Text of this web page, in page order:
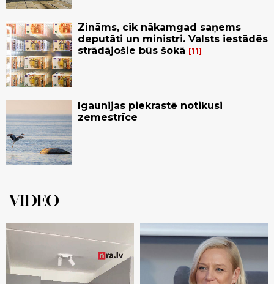
Zināms, cik nākamgad saņems
deputāti un ministri. Valsts iestādēs
strādājošie būs šokā
11
Igaunijas piekrastē notikusi
zemestrīce
VIDEO